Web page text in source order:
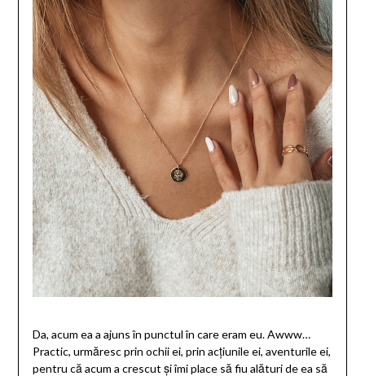
Da, acum ea a ajuns în punctul în care eram eu. Awww…
Practic, urmăresc prin ochii ei, prin acțiunile ei, aventurile ei,
pentru că acum a crescut și îmi place să fiu alături de ea să